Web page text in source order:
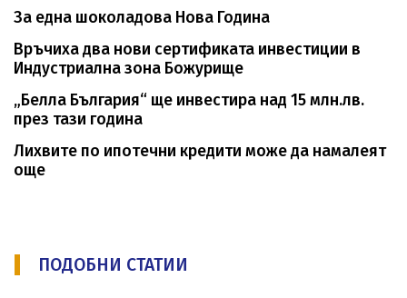
За една шоколадова Нова Година
Връчиха два нови сертификата инвестиции в
Индустриална зона Божурище
„Белла България“ ще инвестира над 15 млн.лв.
през тази година
Лихвите по ипотечни кредити може да намалеят
още
ПОДОБНИ СТАТИИ